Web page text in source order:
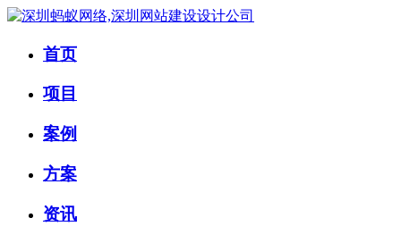
首页
项目
案例
方案
资讯